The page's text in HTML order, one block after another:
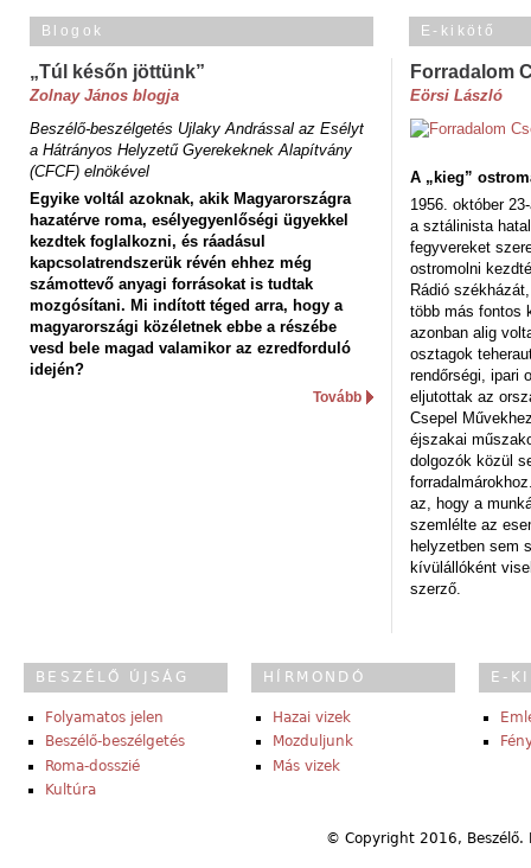
Blogok
„Túl későn jöttünk”
Zolnay János blogja
Beszélő-beszélgetés Ujlaky Andrással az Esélyt
a Hátrányos Helyzetű Gyerekeknek Alapítvány
(CFCF) elnökével
Egyike voltál azoknak, akik Magyarországra
hazatérve roma, esélyegyenlőségi ügyekkel
kezdtek foglalkozni, és ráadásul
kapcsolatrendszerük révén ehhez még
számottevő anyagi forrásokat is tudtak
mozgósítani. Mi indított téged arra, hogy a
magyarországi közéletnek ebbe a részébe
vesd bele magad valamikor az ezredforduló
idején?
Tovább
E-kikötő
Forradalom
Eörsi László
A „kieg”
1956. október
a sztálinista
fegyvereket
ostromolni
Rádió
több más fontos
azonban alig
osztagok
rendőrségi, ipari
eljutottak az
Csepel
éjszakai
dolgozók közül
az, hogy a
szemlélte az
helyzetben sem
kívülállóként
szerző.
BESZÉLŐ ÚJSÁG
Folyamatos jelen
Beszélő-beszélgetés
Roma-dosszié
Kultúra
HÍRMONDÓ
Hazai vizek
Mozduljunk
Más vizek
E-
© Copyright 2016,